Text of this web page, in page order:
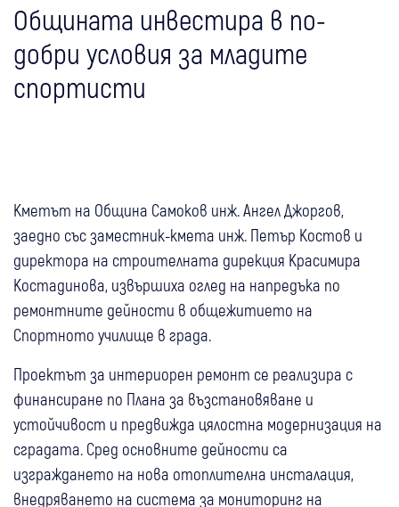
Общината инвестира в по-
добри условия за младите
спортисти
Кметът на Община Самоков инж. Ангел Джоргов,
заедно със заместник-кмета инж. Петър Костов и
директора на строителната дирекция Красимира
Костадинова, извършиха оглед на напредъка по
ремонтните дейности в общежитието на
Спортното училище в града.
Проектът за интериорен ремонт се реализира с
финансиране по Плана за възстановяване и
устойчивост и предвижда цялостна модернизация на
сградата. Сред основните дейности са
изграждането на нова отоплителна инсталация,
внедряването на система за мониторинг на